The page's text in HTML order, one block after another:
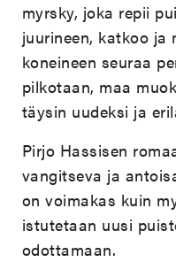
myrsky, joka repii
juurineen, katkoo ja
koneineen seuraa
pilkotaan, maa
täysin uudeksi ja
Pirjo Hassisen
vangitseva ja
on voimakas kuin
istutetaan uusi
odottamaan.